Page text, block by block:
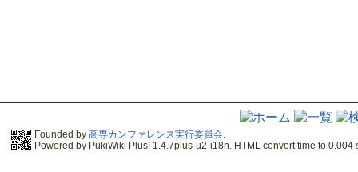
Founded by 高専カンファレンス実行委員会.
Powered by PukiWiki Plus! 1.4.7plus-u2-i18n. HTML convert time to 0.004